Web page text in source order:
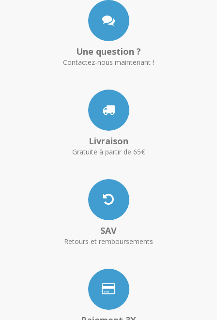
Une question ?
Contactez-nous maintenant !
Livraison
Gratuite à partir de 65€
SAV
Retours et remboursements